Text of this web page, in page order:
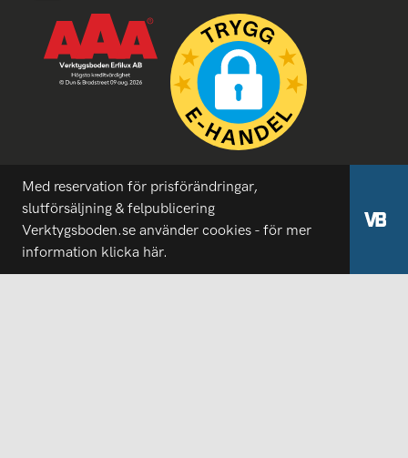
Med reservation för prisförändringar,
slutförsäljning & felpublicering
Verktygsboden.se använder cookies - för mer
information klicka här.